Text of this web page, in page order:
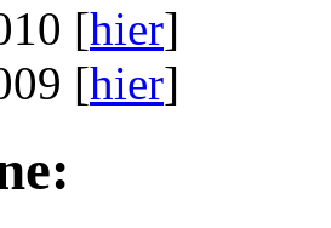
[hier]
[hier]